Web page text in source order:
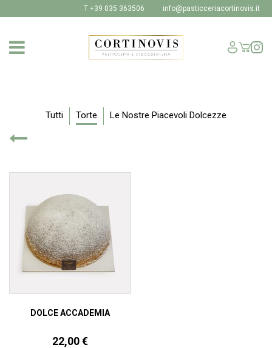
T +39 035 363506 info@pasticceriacortinovis.it
SHOP
Tutti Torte Le Nostre Piacevoli Dolcezze
DOLCE ACCADEMIA
22,00€